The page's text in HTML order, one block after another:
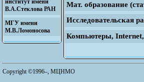
институт имени
В.А.Стеклова РАН
МГУ имени
М.В.Ломоносова
Мат. образование
Исследовательская
Компьютеры, Internet,
Copyright ©1996–, МЦНМО